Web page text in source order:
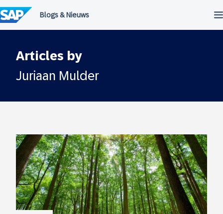
naar
de
inhoud
Articles by
Juriaan Mulder